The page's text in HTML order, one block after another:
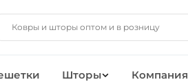
Шторы Компания